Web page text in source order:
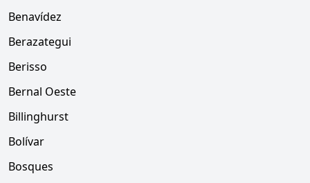
Benavídez
Berazategui
Berisso
Bernal Oeste
Billinghurst
Bolívar
Bosques